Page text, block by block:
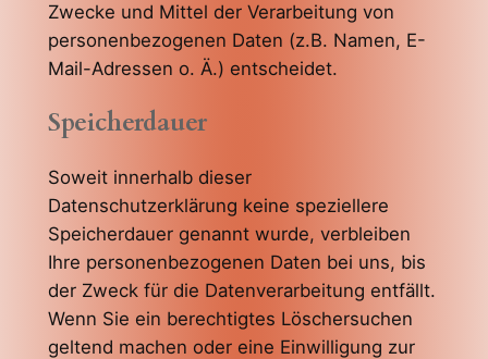
Zwecke und Mittel der Verarbeitung von
personenbezogenen Daten (z.B. Namen, E-
Mail-Adressen o. Ä.) entscheidet.
Speicherdauer
Soweit innerhalb dieser
Datenschutzerklärung keine speziellere
Speicherdauer genannt wurde, verbleiben
Ihre personenbezogenen Daten bei uns, bis
der Zweck für die Datenverarbeitung entfällt.
Wenn Sie ein berechtigtes Löschersuchen
geltend machen oder eine Einwilligung zur